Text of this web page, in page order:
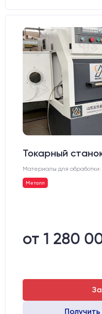
Токарный
Материалы для обработки:
Металл
от 1 280